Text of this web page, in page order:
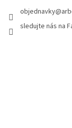
objednavky@
sledujte nás na